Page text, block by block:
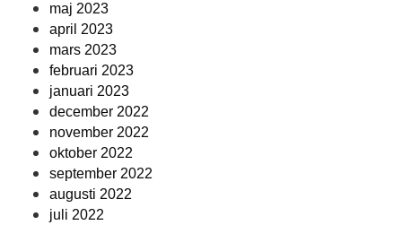
maj 2023
april 2023
mars 2023
februari 2023
januari 2023
december 2022
november 2022
oktober 2022
september 2022
augusti 2022
juli 2022